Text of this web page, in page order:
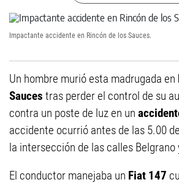
Impactante accidente en Rincón de los Sauces.
Un hombre murió esta madrugada en
Sauces tras perder el control de su
contra un poste de luz en un
accidente ocurrió antes de las 5.00
la intersección de las calles Belgrano
El conductor manejaba un Fiat 147